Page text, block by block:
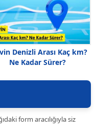
Denizli Arası Kaç km?
Ne Kadar Sürer?
form aracılığıyla siz